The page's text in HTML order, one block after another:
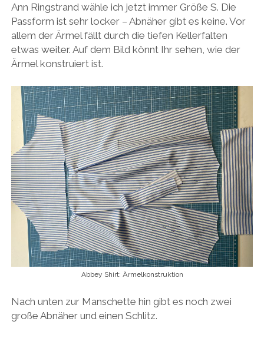
Ann Ringstrand wähle ich jetzt immer Größe S. Die
Passform ist sehr locker – Abnäher gibt es keine. Vor
allem der Ärmel fällt durch die tiefen Kellerfalten
etwas weiter. Auf dem Bild könnt Ihr sehen, wie der
Ärmel konstruiert ist.
Abbey Shirt: Ärmelkonstruktion
Nach unten zur Manschette hin gibt es noch zwei
große Abnäher und einen Schlitz.